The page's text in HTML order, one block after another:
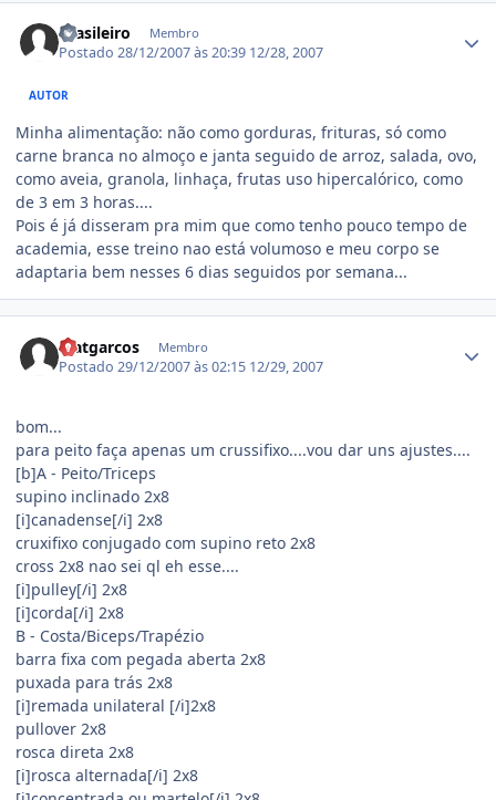
Brasileiro Membro
Postado28/12/2007 às 20:39 12/28, 2007
AUTOR
Minha alimentação: não como gorduras, frituras, só como
carne branca no almoço e janta seguido de arroz, salada, ovo,
como aveia, granola, linhaça, frutas uso hipercalórico, como
de 3 em 3 horas....
Pois é já disseram pra mim que como tenho pouco tempo de
academia, esse treino nao está volumoso e meu corpo se
adaptaria bem nesses 6 dias seguidos por semana...
Matgarcos Membro
Postado29/12/2007 às 02:15 12/29, 2007
bom...
para peito faça apenas um crussifixo....vou dar uns ajustes....
[b]A - Peito/Triceps
supino inclinado 2x8
[i]canadense[/i] 2x8
cruxifixo conjugado com supino reto 2x8
cross 2x8 nao sei ql eh esse....
[i]pulley[/i] 2x8
[i]corda[/i] 2x8
B - Costa/Biceps/Trapézio
barra fixa com pegada aberta 2x8
puxada para trás 2x8
[i]remada unilateral [/i]2x8
pullover 2x8
rosca direta 2x8
[i]rosca alternada[/i] 2x8